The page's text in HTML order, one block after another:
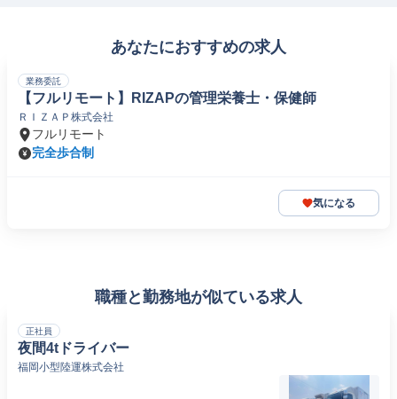
あなたにおすすめの求人
業務委託
【フルリモート】RIZAPの管理栄養士・保健師
ＲＩＺＡＰ株式会社
フルリモート
完全歩合制
気になる
職種と勤務地が似ている求人
正社員
夜間4tドライバー
福岡小型陸運株式会社